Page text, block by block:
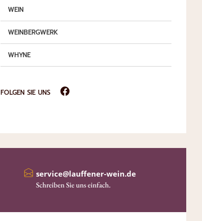
WEIN
WEINBERGWERK
WHYNE
FOLGEN SIE UNS
service@lauffener-wein.de
Schreiben Sie uns einfach.